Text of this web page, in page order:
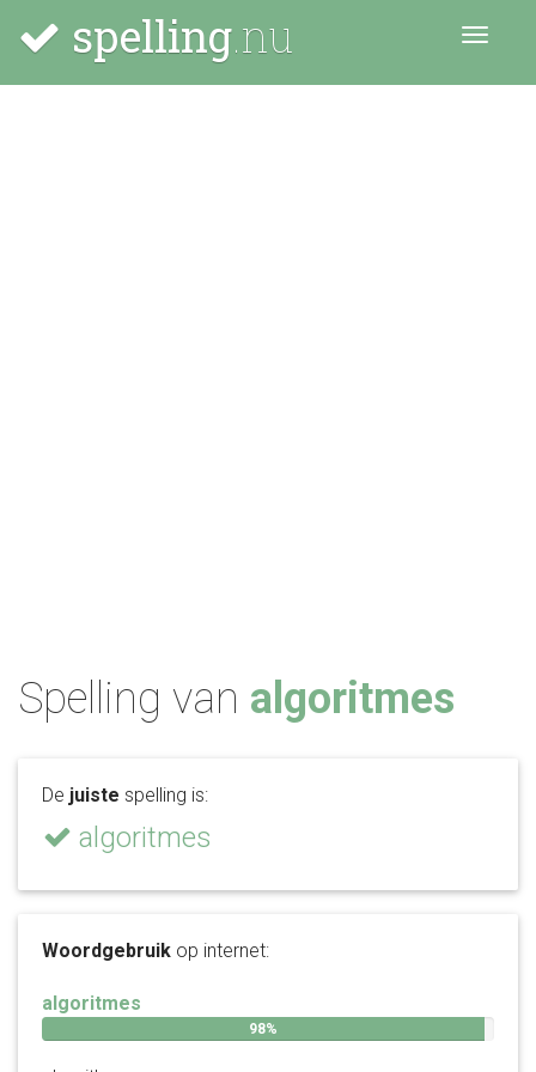
spelling.nu Menu
Spelling van algoritmes
De juiste spelling is:
algoritmes
Woordgebruik op internet:
algoritmes
98%